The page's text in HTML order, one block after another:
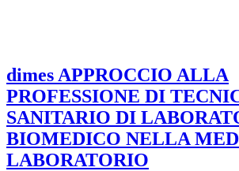
dimes APPROCCIO ALLA
PROFESSIONE DI
SANITARIO DI
BIOMEDICO NELLA
LABORATORIO